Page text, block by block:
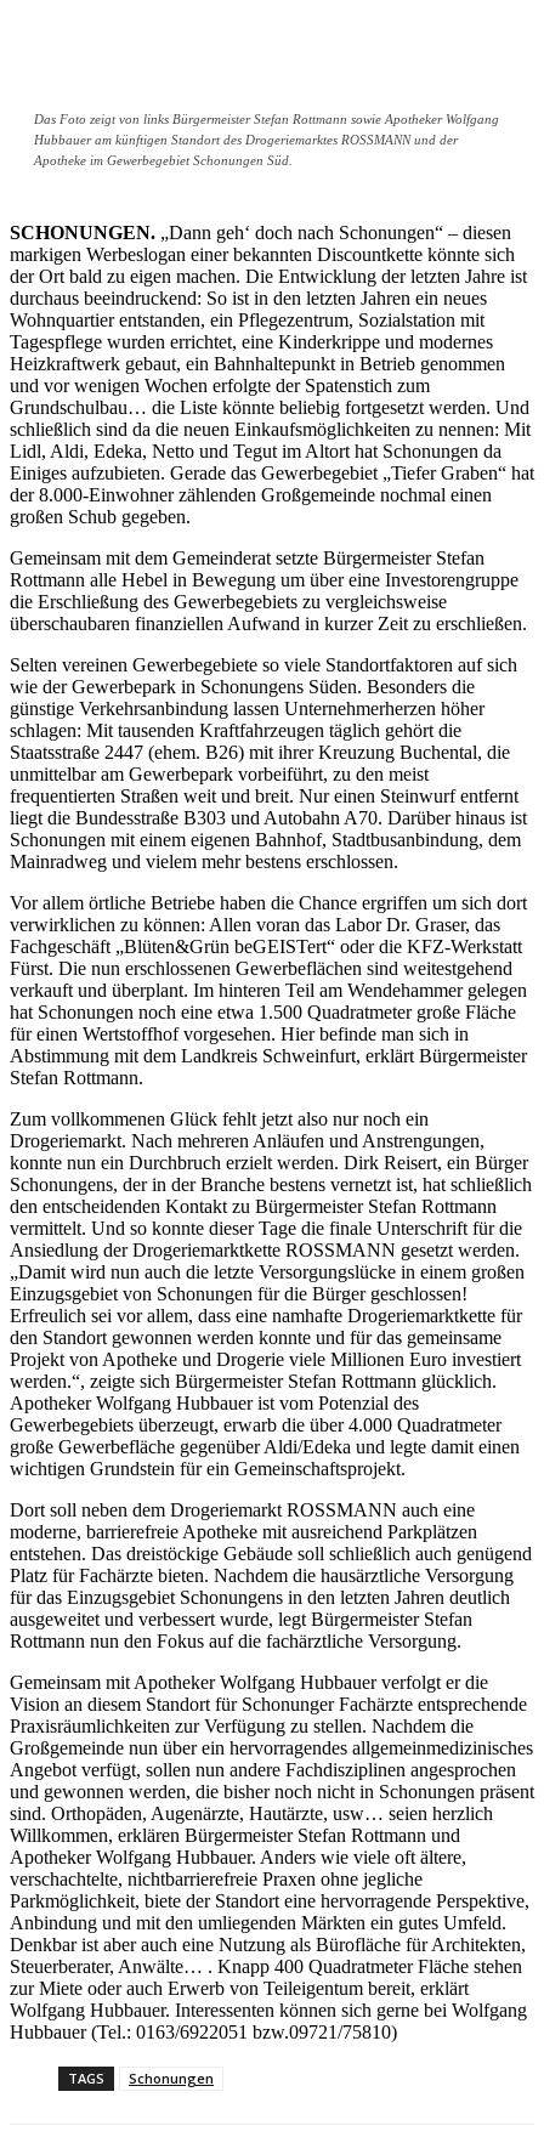
Das Foto zeigt von links Bürgermeister Stefan Rottmann sowie Apotheker Wolfgang
Hubbauer am künftigen Standort des Drogeriemarktes ROSSMANN und der
Apotheke im Gewerbegebiet Schonungen Süd.
SCHONUNGEN. „Dann geh‘ doch nach Schonungen“ – diesen
markigen Werbeslogan einer bekannten Discountkette könnte sich
der Ort bald zu eigen machen. Die Entwicklung der letzten Jahre ist
durchaus beeindruckend: So ist in den letzten Jahren ein neues
Wohnquartier entstanden, ein Pflegezentrum, Sozialstation mit
Tagespflege wurden errichtet, eine Kinderkrippe und modernes
Heizkraftwerk gebaut, ein Bahnhaltepunkt in Betrieb genommen
und vor wenigen Wochen erfolgte der Spatenstich zum
Grundschulbau… die Liste könnte beliebig fortgesetzt werden. Und
schließlich sind da die neuen Einkaufsmöglichkeiten zu nennen: Mit
Lidl, Aldi, Edeka, Netto und Tegut im Altort hat Schonungen da
Einiges aufzubieten. Gerade das Gewerbegebiet „Tiefer Graben“ hat
der 8.000-Einwohner zählenden Großgemeinde nochmal einen
großen Schub gegeben.
Gemeinsam mit dem Gemeinderat setzte Bürgermeister Stefan
Rottmann alle Hebel in Bewegung um über eine Investorengruppe
die Erschließung des Gewerbegebiets zu vergleichsweise
überschaubaren finanziellen Aufwand in kurzer Zeit zu erschließen.
Selten vereinen Gewerbegebiete so viele Standortfaktoren auf sich
wie der Gewerbepark in Schonungens Süden. Besonders die
günstige Verkehrsanbindung lassen Unternehmerherzen höher
schlagen: Mit tausenden Kraftfahrzeugen täglich gehört die
Staatsstraße 2447 (ehem. B26) mit ihrer Kreuzung Buchental, die
unmittelbar am Gewerbepark vorbeiführt, zu den meist
frequentierten Straßen weit und breit. Nur einen Steinwurf entfernt
liegt die Bundesstraße B303 und Autobahn A70. Darüber hinaus ist
Schonungen mit einem eigenen Bahnhof, Stadtbusanbindung, dem
Mainradweg und vielem mehr bestens erschlossen.
Vor allem örtliche Betriebe haben die Chance ergriffen um sich dort
verwirklichen zu können: Allen voran das Labor Dr. Graser, das
Fachgeschäft „Blüten&Grün beGEISTert“ oder die KFZ-Werkstatt
Fürst. Die nun erschlossenen Gewerbeflächen sind weitestgehend
verkauft und überplant. Im hinteren Teil am Wendehammer gelegen
hat Schonungen noch eine etwa 1.500 Quadratmeter große Fläche
für einen Wertstoffhof vorgesehen. Hier befinde man sich in
Abstimmung mit dem Landkreis Schweinfurt, erklärt Bürgermeister
Stefan Rottmann.
Zum vollkommenen Glück fehlt jetzt also nur noch ein
Drogeriemarkt. Nach mehreren Anläufen und Anstrengungen,
konnte nun ein Durchbruch erzielt werden. Dirk Reisert, ein Bürger
Schonungens, der in der Branche bestens vernetzt ist, hat schließlich
den entscheidenden Kontakt zu Bürgermeister Stefan Rottmann
vermittelt. Und so konnte dieser Tage die finale Unterschrift für die
Ansiedlung der Drogeriemarktkette ROSSMANN gesetzt werden.
„Damit wird nun auch die letzte Versorgungslücke in einem großen
Einzugsgebiet von Schonungen für die Bürger geschlossen!
Erfreulich sei vor allem, dass eine namhafte Drogeriemarktkette für
den Standort gewonnen werden konnte und für das gemeinsame
Projekt von Apotheke und Drogerie viele Millionen Euro investiert
werden.“, zeigte sich Bürgermeister Stefan Rottmann glücklich.
Apotheker Wolfgang Hubbauer ist vom Potenzial des
Gewerbegebiets überzeugt, erwarb die über 4.000 Quadratmeter
große Gewerbefläche gegenüber Aldi/Edeka und legte damit einen
wichtigen Grundstein für ein Gemeinschaftsprojekt.
Dort soll neben dem Drogeriemarkt ROSSMANN auch eine
moderne, barrierefreie Apotheke mit ausreichend Parkplätzen
entstehen. Das dreistöckige Gebäude soll schließlich auch genügend
Platz für Fachärzte bieten. Nachdem die hausärztliche Versorgung
für das Einzugsgebiet Schonungens in den letzten Jahren deutlich
ausgeweitet und verbessert wurde, legt Bürgermeister Stefan
Rottmann nun den Fokus auf die fachärztliche Versorgung.
Gemeinsam mit Apotheker Wolfgang Hubbauer verfolgt er die
Vision an diesem Standort für Schonunger Fachärzte entsprechende
Praxisräumlichkeiten zur Verfügung zu stellen. Nachdem die
Großgemeinde nun über ein hervorragendes allgemeinmedizinisches
Angebot verfügt, sollen nun andere Fachdisziplinen angesprochen
und gewonnen werden, die bisher noch nicht in Schonungen präsent
sind. Orthopäden, Augenärzte, Hautärzte, usw… seien herzlich
Willkommen, erklären Bürgermeister Stefan Rottmann und
Apotheker Wolfgang Hubbauer. Anders wie viele oft ältere,
verschachtelte, nichtbarrierefreie Praxen ohne jegliche
Parkmöglichkeit, biete der Standort eine hervorragende Perspektive,
Anbindung und mit den umliegenden Märkten ein gutes Umfeld.
Denkbar ist aber auch eine Nutzung als Bürofläche für Architekten,
Steuerberater, Anwälte… . Knapp 400 Quadratmeter Fläche stehen
zur Miete oder auch Erwerb von Teileigentum bereit, erklärt
Wolfgang Hubbauer. Interessenten können sich gerne bei Wolfgang
Hubbauer (Tel.: 0163/6922051 bzw.09721/75810)
TAGS Schonungen